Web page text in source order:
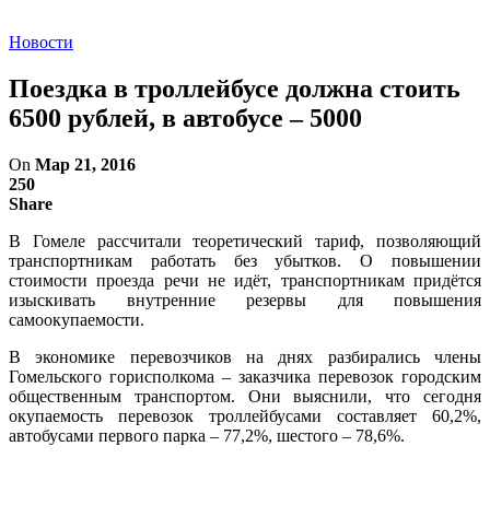
Новости
Поездка в троллейбусе должна стоить
6500 рублей, в автобусе – 5000
On Мар 21, 2016
250
Share
В Гомеле рассчитали теоретический тариф, позволяющий
транспортникам работать без убытков. О повышении
стоимости проезда речи не идёт, транспортникам придётся
изыскивать внутренние резервы для повышения
самоокупаемости.
В экономике перевозчиков на днях разбирались члены
Гомельского горисполкома – заказчика перевозок городским
общественным транспортом. Они выяснили, что сегодня
окупаемость перевозок троллейбусами составляет 60,2%,
автобусами первого парка – 77,2%, шестого – 78,6%.